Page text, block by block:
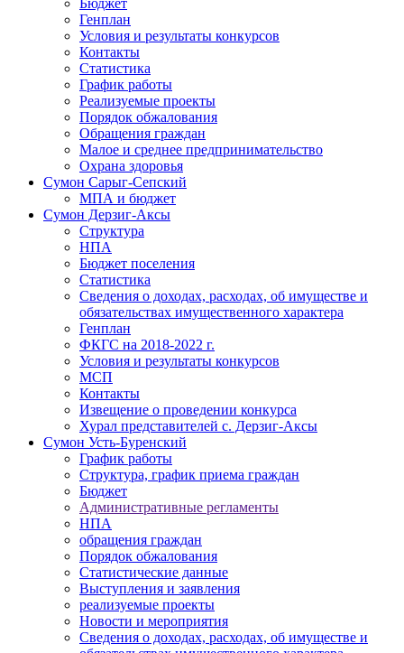
Генплан
Условия и результаты конкурсов
Контакты
Статистика
График работы
Реализуемые проекты
Порядок обжалования
Обращения граждан
Малое и среднее предпринимательство
Охрана здоровья
Сумон Сарыг-Сепский
МПА и бюджет
Сумон Дерзиг-Аксы
Структура
НПА
Бюджет поселения
Статистика
Сведения о доходах, расходах, об имуществе и
обязательствах имущественного характера
Генплан
ФКГС на 2018-2022 г.
Условия и результаты конкурсов
МСП
Контакты
Извещение о проведении конкурса
Хурал представителей с. Дерзиг-Аксы
Сумон Усть-Буренский
График работы
Структура, график приема граждан
Бюджет
Административные регламенты
НПА
обращения граждан
Порядок обжалования
Статистические данные
Выступления и заявления
реализуемые проекты
Новости и мероприятия
Сведения о доходах, расходах, об имуществе и